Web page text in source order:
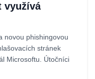
využívá
novou phishingovou
stránek
Microsoftu. Útočníci